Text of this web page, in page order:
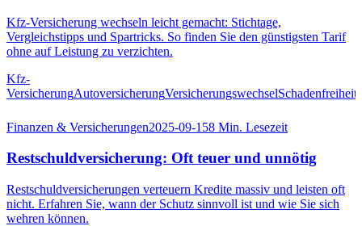
Kfz-Versicherung wechseln leicht gemacht: Stichtage,
Vergleichstipps und Spartricks. So finden Sie den günstigsten Tarif
ohne auf Leistung zu verzichten.
Kfz-
VersicherungAutoversicherungVersicherungswechsel
Finanzen & Versicherungen2025-09-158 Min. Lesezeit
Restschuldversicherung: Oft teuer und unnötig
Restschuldversicherungen verteuern Kredite massiv und leisten oft
nicht. Erfahren Sie, wann der Schutz sinnvoll ist und wie Sie sich
wehren können.